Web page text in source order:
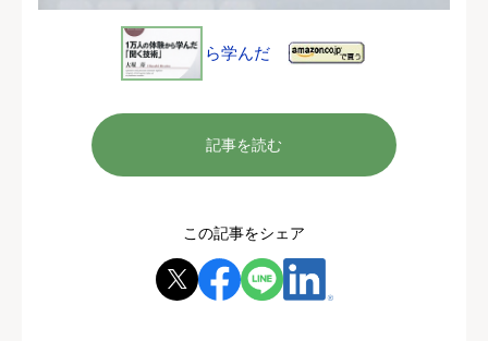
記事を読む
この記事をシェア